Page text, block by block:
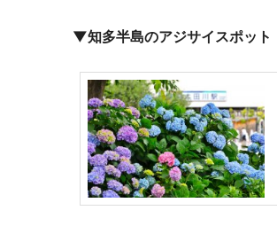
▼知多半島のアジサイスポット